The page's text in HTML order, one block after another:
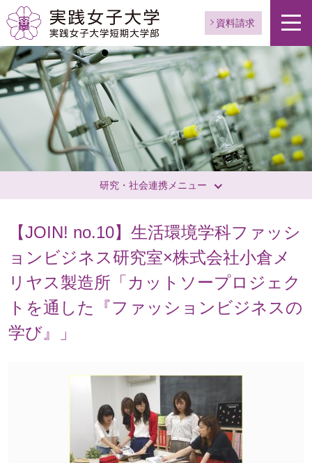
資料請求
研究・社会連携メニュー
【JOIN! no.10】生活環境学科ファッシ
ョンビジネス研究室×株式会社小倉メ
リヤス製造所「カットソープロジェク
トを通した『ファッションビジネスの
学び』」